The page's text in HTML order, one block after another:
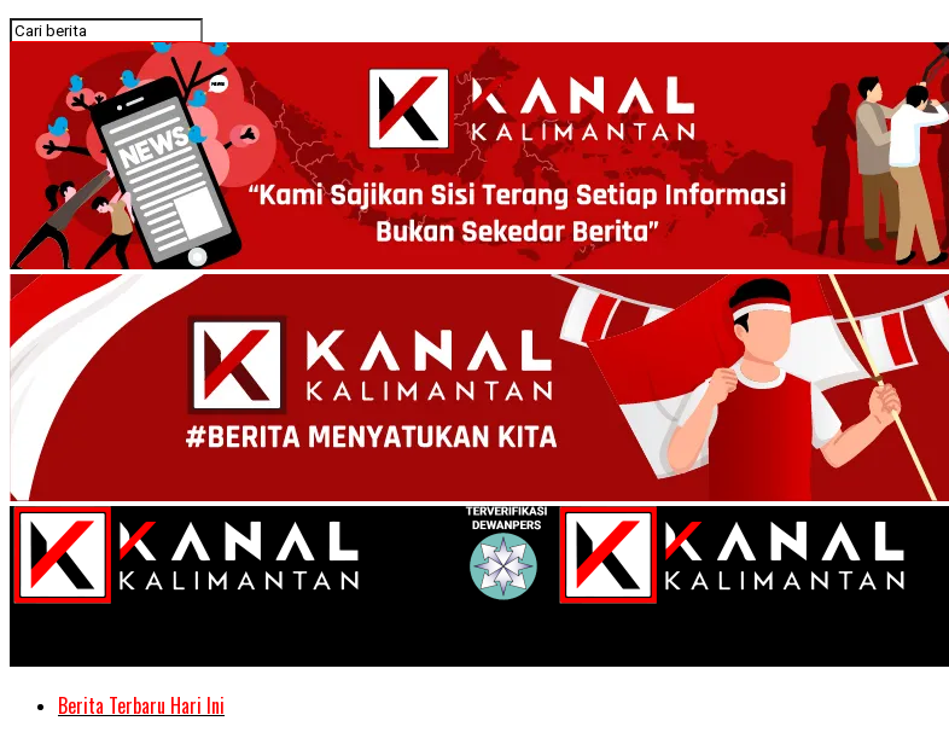
Berita Terbaru Hari Ini